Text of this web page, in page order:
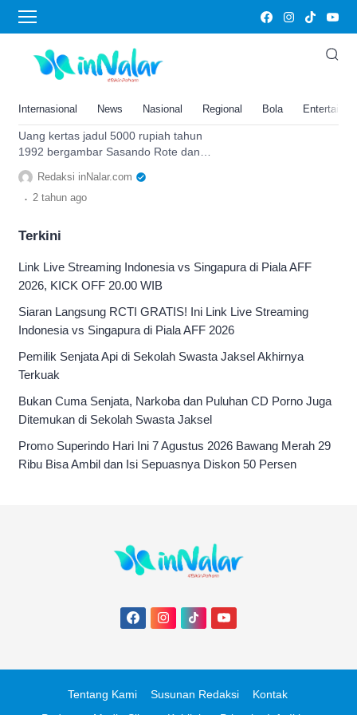
Internasional News Nasional Regional Bola
5000 rupiah
Punya Uang Kertas Jadul
Pecahan 5000 Rupiah Sasando
Borong dengan Harga…
Uang kertas jadul 5000 rupiah tahun
1992 bergambar Sasando Rote dan
Danau Kelimutu jadi incaran kolektor,
ternyata segini harganya.
Redaksi inNalar.com
. 2 tahun ago
Terkini
Link Live Streaming Indonesia vs Singapura di Piala AFF
2026, KICK OFF 20.00 WIB
Siaran Langsung RCTI GRATIS! Ini Link Live Streaming
Indonesia vs Singapura di Piala AFF 2026
Pemilik Senjata Api di Sekolah Swasta Jaksel Akhirnya
Terkuak
Bukan Cuma Senjata, Narkoba dan Puluhan CD Porno Juga
Ditemukan di Sekolah Swasta Jaksel
Promo Superindo Hari Ini 7 Agustus 2026 Bawang Merah 29
Ribu Bisa Ambil dan Isi Sepuasnya Diskon 50 Persen
Tentang Kami Susunan Redaksi
Kontak